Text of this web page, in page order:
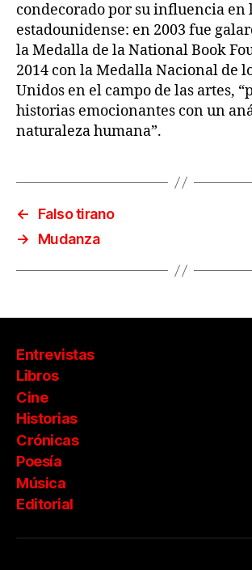
condecorado por su influencia
estadounidense: en 2003 fue
la Medalla de la National Book
2014 con la Medalla Nacional de
Unidos en el campo de las artes,
historias emocionantes con un
naturaleza humana”.
←
Falso tirano
→
Mudanza
Entrevistas
Libros
Cine
Historias
Crónicas
Poesía
Música
Editorial